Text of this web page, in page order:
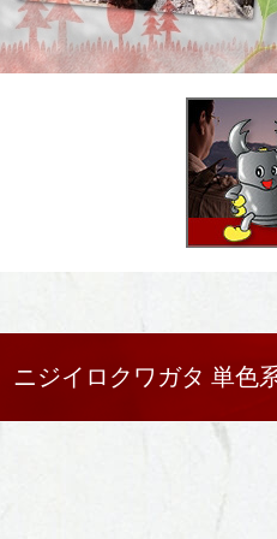
ニジイロクワガタ 単色